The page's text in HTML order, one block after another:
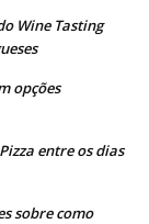
Wine Tasting
opções
entre os dias
sobre como